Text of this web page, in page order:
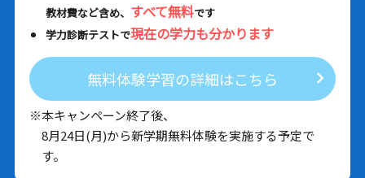
教材費など含め、 すべて無料です
学力診断テストで現在の学力も分かります
無料体験学習の詳細はこちら
※本キャンペーン終了後、
8月24日(月)から新学期無料体験を実施する予定で
す。